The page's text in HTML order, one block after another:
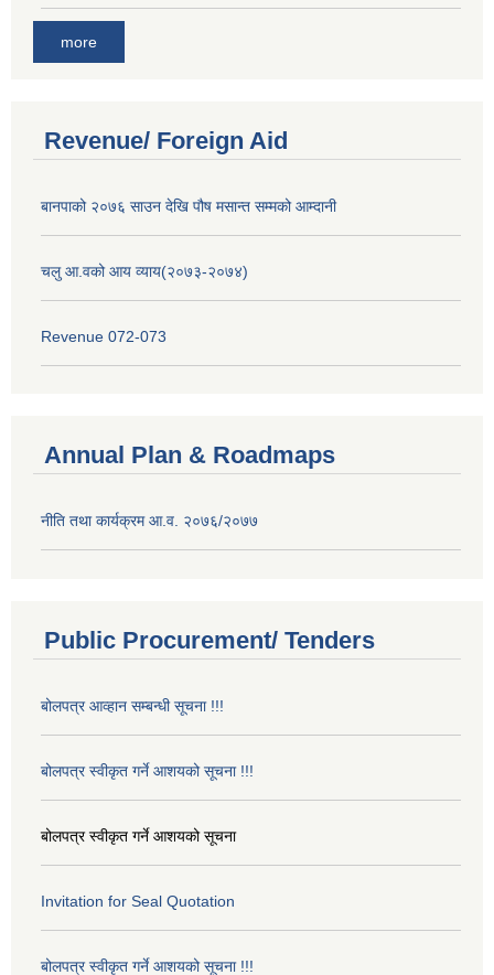
more
Revenue/ Foreign Aid
बानपाको २०७६ साउन देखि पौष मसान्त सम्मको आम्दानी
चलु आ.वको आय व्याय(२०७३-२०७४)
Revenue 072-073
Annual Plan & Roadmaps
नीति तथा कार्यक्रम आ.व. २०७६/२०७७
Public Procurement/ Tenders
बोलपत्र आव्हान सम्बन्धी सूचना !!!
बोलपत्र स्वीकृत गर्ने आशयको सूचना !!!
बोलपत्र स्वीकृत गर्ने आशयको सूचना
Invitation for Seal Quotation
बोलपत्र स्वीकृत गर्ने आशयको सूचना !!!